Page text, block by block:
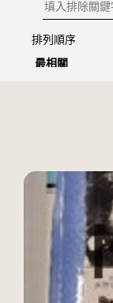
排除關鍵字
排列順序